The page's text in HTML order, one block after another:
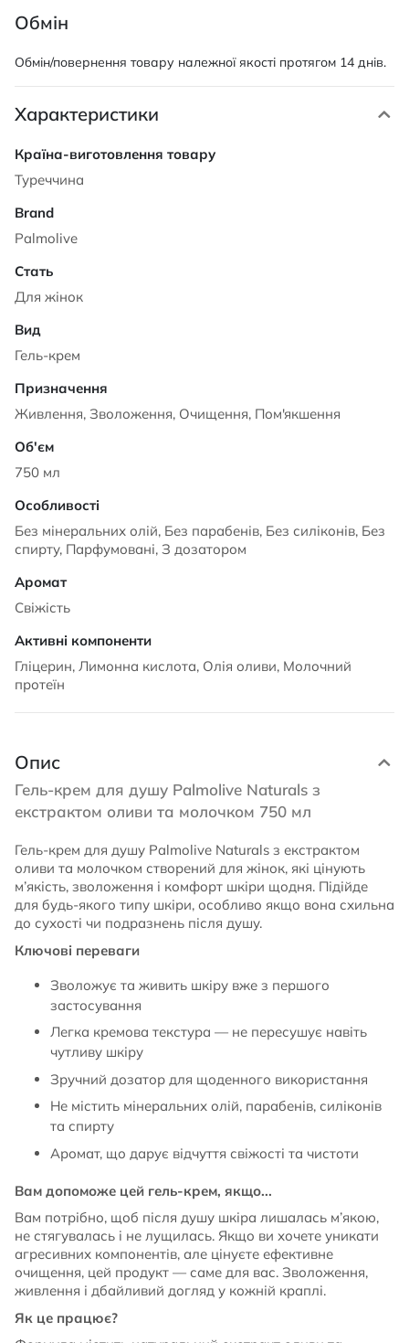
Обмін
Обмін/повернення товару належної якості протягом 14 днів.
Характеристики
Характеристики
Туреччина
Palmolive
Для жінок
Гель-крем
Живлення, Зволоження, Очищення, Пом'якшення
750 мл
Без мінеральних олій, Без парабенів, Без силіконів, Без
спирту, Парфумовані, З дозатором
Свіжість
Гліцерин, Лимонна кислота, Олія оливи, Молочний
протеїн
Опис
Гель-крем для душу Palmolive Naturals з
екстрактом оливи та молочком 750 мл
Гель-крем для душу Palmolive Naturals з екстрактом
оливи та молочком створений для жінок, які цінують
м’якість, зволоження і комфорт шкіри щодня. Підійде
для будь-якого типу шкіри, особливо якщо вона схильна
до сухості чи подразнень після душу.
Ключові переваги
Зволожує та живить шкіру вже з першого
застосування
Легка кремова текстура — не пересушує навіть
чутливу шкіру
Зручний дозатор для щоденного використання
Не містить мінеральних олій, парабенів, силіконів
та спирту
Аромат, що дарує відчуття свіжості та чистоти
Вам допоможе цей гель-крем, якщо...
Вам потрібно, щоб після душу шкіра лишалась м’якою,
не стягувалась і не лущилась. Якщо ви хочете уникати
агресивних компонентів, але цінуєте ефективне
очищення, цей продукт — саме для вас. Зволоження,
живлення і дбайливий догляд у кожній краплі.
Як це працює?